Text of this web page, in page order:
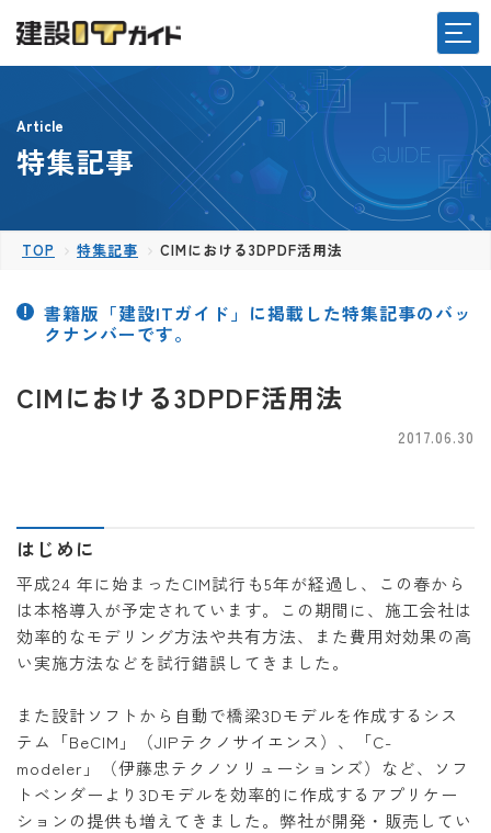
Article
特集記事
TOP 特集記事 CIMにおける3DPDF活用法
書籍版「建設ITガイド」に掲載した特集記事のバッ
クナンバーです。
CIMにおける3DPDF活用法
2017.06.30
はじめに
平成24 年に始まったCIM試行も5年が経過し、この春から
は本格導入が予定されています。この期間に、施工会社は
効率的なモデリング方法や共有方法、また費用対効果の高
い実施方法などを試行錯誤してきました。
また設計ソフトから自動で橋梁3Dモデルを作成するシス
テム「BeCIM」（JIPテクノサイエンス）、「C-
modeler」（伊藤忠テクノソリューションズ）など、ソフ
トベンダーより3Dモデルを効率的に作成するアプリケー
ションの提供も増えてきました。弊社が開発・販売してい